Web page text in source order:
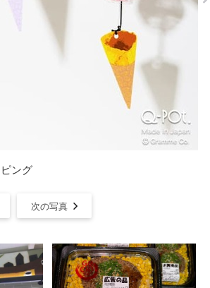
ング
次の写真